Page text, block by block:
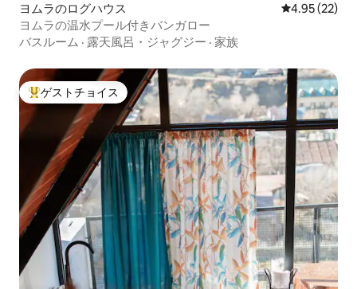
ヨムラのログハウス レビュー22
4.95 (22)
ヨムラの温水プール付きバンガロー
バスルーム · 露天風呂・ジャグジー · 家族
大好評のゲストチョイスです。
ゲストチョイス